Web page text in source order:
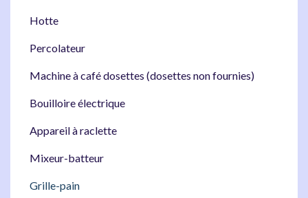
Hotte
Percolateur
Machine à café dosettes (dosettes non fournies)
Bouilloire électrique
Appareil à raclette
Mixeur-batteur
Grille-pain